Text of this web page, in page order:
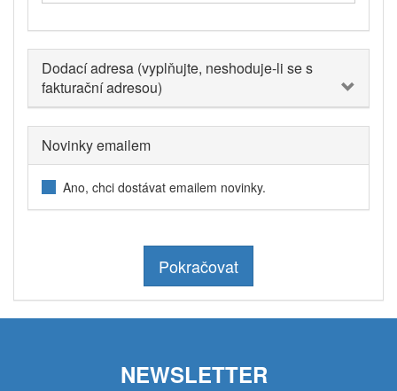
Dodací adresa (vyplňujte, neshoduje-li se s
fakturační adresou)
Novinky emailem
Ano, chci dostávat emailem novinky.
Pokračovat
NEWSLETTER